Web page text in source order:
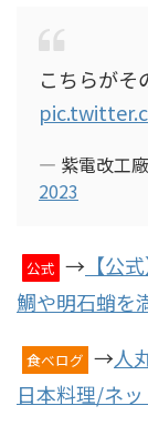
こちらがそ
— 紫電改工廠
2023
公式 → 【公
鯛や明石蛸を
食べログ →人
日本料理/ネ